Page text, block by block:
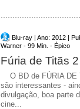
Blu-ray | Ano: 2012 |
Warner - 99 Min. - Épico
Fúria de Titãs 2
O BD de FÚRIA DE
são interessantes -
divulgação, boa parte
cine...